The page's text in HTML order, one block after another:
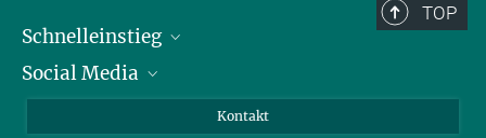
TOP
Schnelleinstieg
Alumni
Social Media
Kontakt